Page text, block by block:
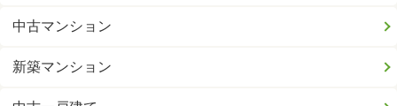
中古マンション
新築マンション